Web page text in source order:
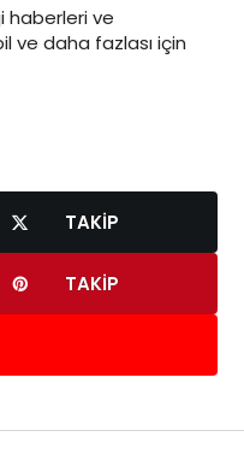
haberleri ve
ve daha fazlası için
TAKIP
TAKIP